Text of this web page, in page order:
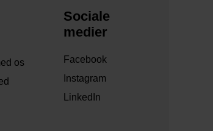
os
Sociale
medier
Facebook
Instagram
LinkedIn